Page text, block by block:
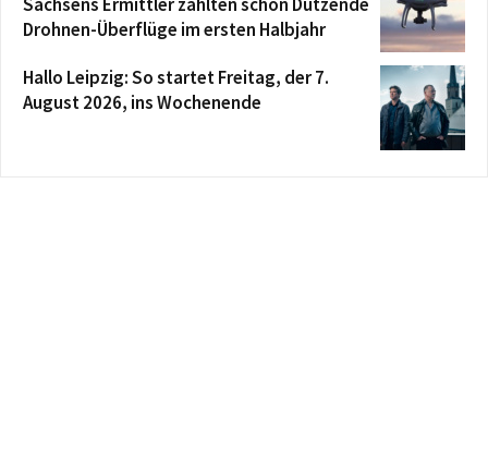
Drohnen-Überflüge im ersten Halbjahr
Hallo Leipzig: So startet Freitag, der 7.
August 2026, ins Wochenende